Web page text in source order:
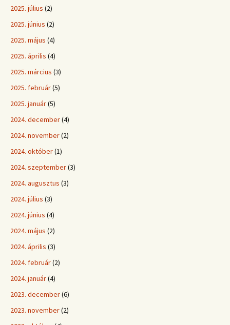
2025. július (2)
2025. június (2)
2025. május (4)
2025. április (4)
2025. március (3)
2025. február(5)
2025. január(5)
2024. december(4)
2024. november(2)
2024. október(1)
2024. szeptember(3)
2024. augusztus (3)
2024. július (3)
2024. június (4)
2024. május (2)
2024. április (3)
2024. február(2)
2024. január(4)
2023. december(6)
2023. november(2)